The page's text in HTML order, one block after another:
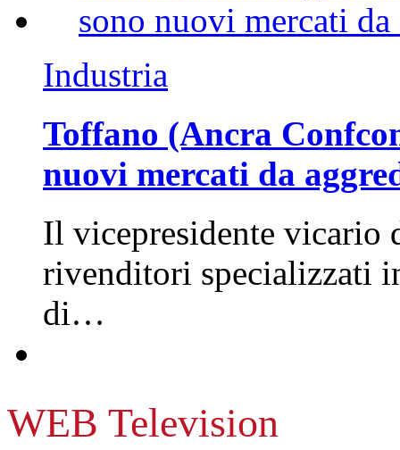
Industria
Toffano (Ancra
nuovi mercati da
Il vicepresidente vicario
rivenditori specializzati
di…
WEB Television